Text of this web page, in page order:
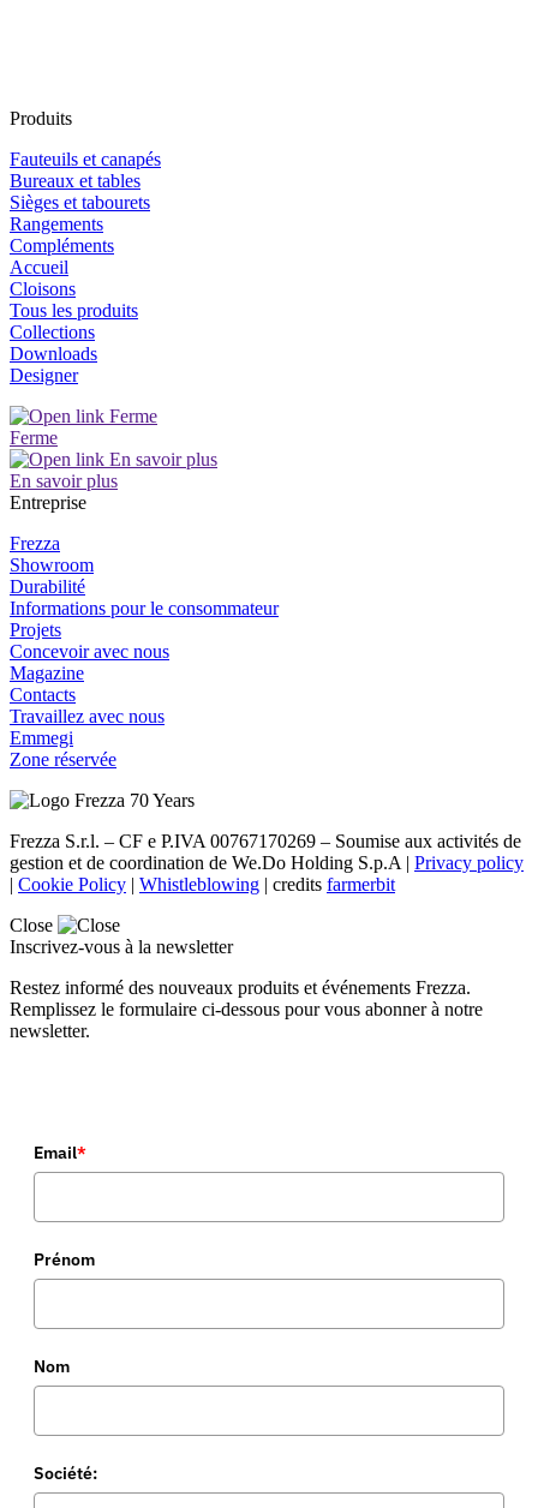
Produits
Fauteuils et canapés
Bureaux et tables
Sièges et tabourets
Rangements
Compléments
Accueil
Cloisons
Tous les produits
Collections
Downloads
Designer
Ferme
En savoir plus
Entreprise
Frezza
Showroom
Durabilité
Informations pour le consommateur
Projets
Concevoir avec nous
Magazine
Contacts
Travaillez avec nous
Emmegi
Zone réservée
Frezza S.r.l. – CF e P.IVA 00767170269 – Soumise aux activités de
gestion et de coordination de We.Do Holding S.p.A | Privacy policy
| Cookie Policy | Whistleblowing | credits farmerbit
Close
Inscrivez-vous à la newsletter
Restez informé des nouveaux produits et événements Frezza.
Remplissez le formulaire ci-dessous pour vous abonner à notre
newsletter.
Email*
Prénom
Nom
Société: